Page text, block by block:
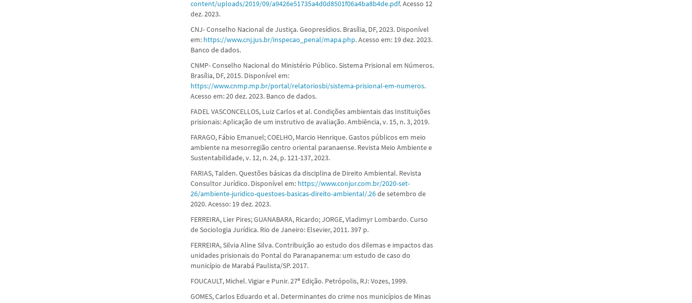
content/uploads/2019/09/a9426e51735a4d0d8501f06a4ba8b4de.pdf. Acesso 12
dez. 2023.
CNJ- Conselho Nacional de Justiça. Geopresídios. Brasília, DF, 2023. Disponível
em: https://www.cnj.jus.br/inspecao_penal/mapa.php. Acesso em: 19 dez. 2023.
Banco de dados.
CNMP- Conselho Nacional do Ministério Público. Sistema Prisional em Números.
Brasília, DF, 2015. Disponível em:
https://www.cnmp.mp.br/portal/relatoriosbi/sistema-prisional-em-numeros.
Acesso em: 20 dez. 2023. Banco de dados.
FADEL VASCONCELLOS, Luiz Carlos et al. Condições ambientais das Instituições
prisionais: Aplicação de um instrutivo de avaliação. Ambiência, v. 15, n. 3, 2019.
FARAGO, Fábio Emanuel; COELHO, Marcio Henrique. Gastos públicos em meio
ambiente na mesorregião centro oriental paranaense. Revista Meio Ambiente e
Sustentabilidade, v. 12, n. 24, p. 121-137, 2023.
FARIAS, Talden. Questões básicas da disciplina de Direito Ambiental. Revista
Consultor Jurídico. Disponível em: https://www.conjur.com.br/2020-set-
26/ambiente-juridico-questoes-basicas-direito-ambiental/.26de setembro de
2020. Acesso: 19 dez. 2023.
FERREIRA, Lier Pires; GUANABARA, Ricardo; JORGE, Vladimyr Lombardo. Curso
de Sociologia Jurídica. Rio de Janeiro: Elsevier, 2011. 397 p.
FERREIRA, Silvia Aline Silva. Contribuição ao estudo dos dilemas e impactos das
unidades prisionais do Pontal do Paranapanema: um estudo de caso do
município de Marabá Paulista/SP. 2017.
FOUCAULT, Michel. Vigiar e Punir. 27ª Edição. Petrópolis, RJ: Vozes, 1999.
GOMES, Carlos Eduardo et al. Determinantes do crime nos municípios de Minas